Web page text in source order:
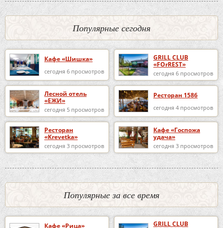
Популярные сегодня
Кафе «Шишка»
сегодня 6 просмотров
GRILL CLUB
«FOrREST»
сегодня 6 просмотров
Лесной отель
«ЕЖИ»
сегодня 5 просмотров
Ресторан 1586
сегодня 4 просмотров
Ресторан
«Krevetka»
сегодня 3 просмотров
Кафе «Госпожа
удача»
сегодня 3 просмотров
Популярные за все время
Кафе «Рица»
GRILL CLUB